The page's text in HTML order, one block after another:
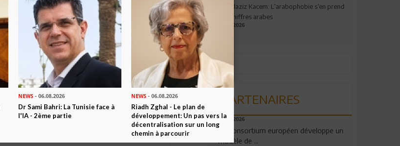
Abdelaziz Kacem: L’arabophobie s’en prend
aux chiffres arabes
09.07.2026
PARTENAIRES
06.08.2026
Un consortium européen développe un
modèle de ...
NEWS - 06.08.2026
Dr Sami Bahri: La Tunisie face à
l'IA - 2ème partie
NEWS- 06.08.2026
Riadh Zghal - Le plan de
développement: Un pas vers la
décentralisation sur un long
chemin à parcourir